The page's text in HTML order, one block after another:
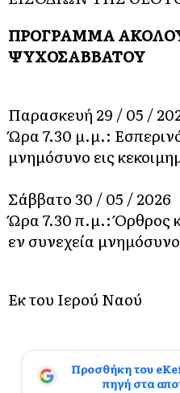
​ΠΡΟΓΡΑΜΜΑ
ΨΥΧΟΣΑΒΒΑΤΟΥ
Παρασκευή 29 / 05 /
Ώρα 7.30 μ.μ.:
μνημόσυνο εις
Σάββατο 30 / 05 / 2026
Ώρα 7.30 π.μ.: Όρθρος
εν συνεχεία
Εκ του Ιερού Ναού
Προσθήκη του
πηγή στα